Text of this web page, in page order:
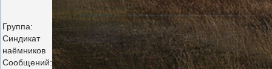
Группа:
Синдикат
наёмников
Сообщений: